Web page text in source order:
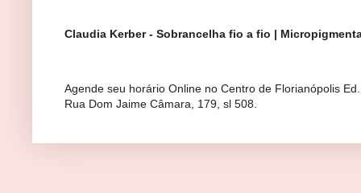
Claudia Kerber - Sobrancelha fio a fio |
Agende seu horário Online no Centro de Florianópolis
Rua Dom Jaime Câmara, 179, sl 508.